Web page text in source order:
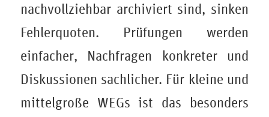
nachvollziehbar archiviert sind, sinken
Fehlerquoten. Prüfungen werden
einfacher, Nachfragen konkreter und
Diskussionen sachlicher. Für kleine und
mittelgroße WEGs ist das besonders